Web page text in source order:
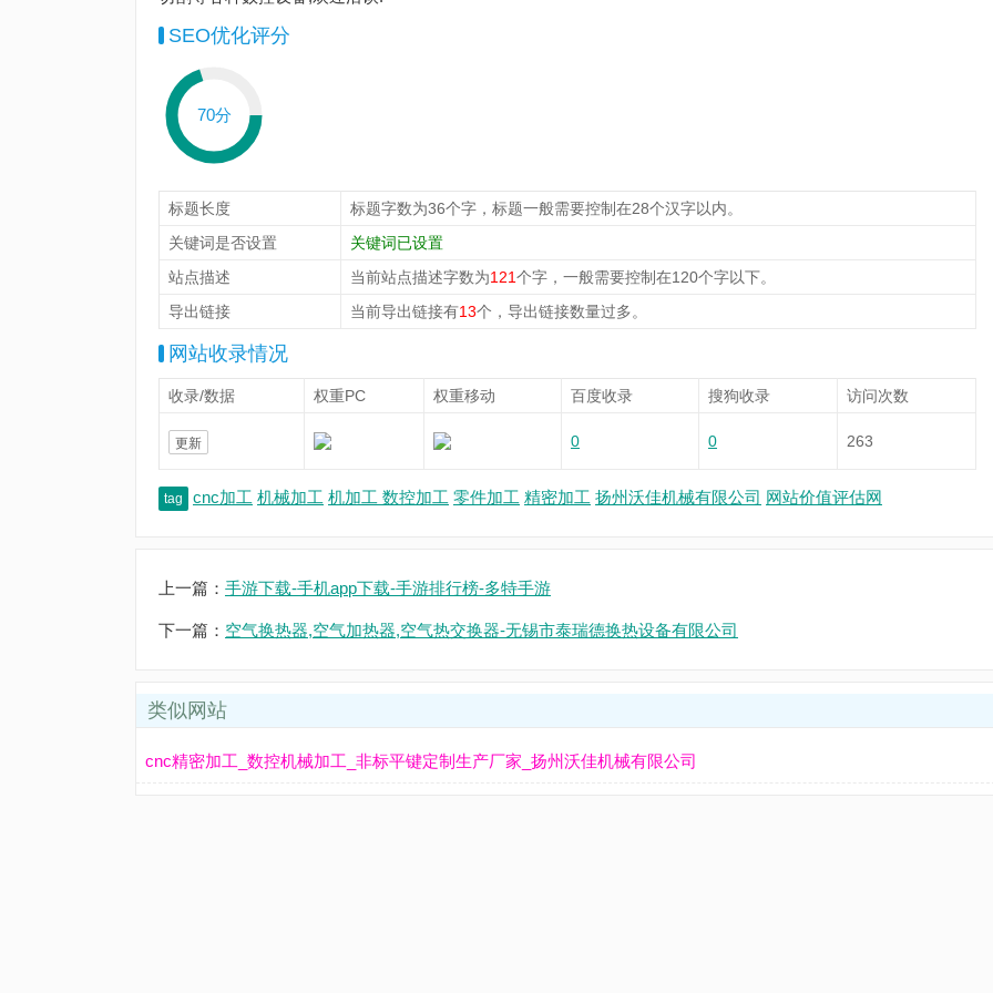
SEO优化评分
70分
标题长度
标题字数为36个字，标题一般需要控制在28个汉字以内。
关键词是否设置
关键词已设置
站点描述
当前站点描述字数为121个字，一般需要控制在120个字以下。
导出链接
当前导出链接有13个，导出链接数量过多。
网站收录情况
收录/数据 权重PC 权重移动 百度收录 搜狗收录 访问次数
更新 0 0 263
tag cnc加工 机械加工 机加工 数控加工 零件加工 精密加工 扬州沃佳机械有限公司 网站价值评估网
上一篇： 手游下载-手机app下载-手游排行榜-多特手游
下一篇： 空气换热器,空气加热器,空气热交换器-无锡市泰瑞德换热设备有限公司
类似网站
cnc精密加工_数控机械加工_非标平键定制生产厂家_扬州沃佳机械有限公司